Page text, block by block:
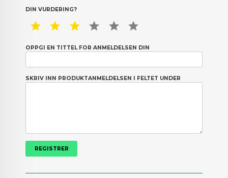
DIN VURDERING?
1 STAR2 STAR3 STAR4 STAR5 STAR
OPPGI EN TITTEL FOR ANMELDELSEN DIN
SKRIV INN PRODUKTANMELDELSEN I FELTET UNDER